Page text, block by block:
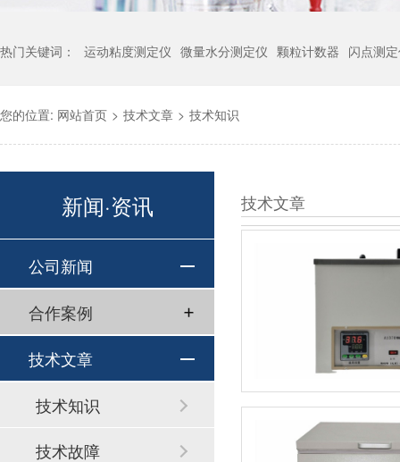
热门关键词： 运动粘度测定仪 微量水分测定仪 颗粒计数器 闪点测
您的位置: 网站首页 > 技术文章 > 技术知识
技术文章
新闻·资讯
公司新闻
合作案例
技术文章
技术知识
技术故障